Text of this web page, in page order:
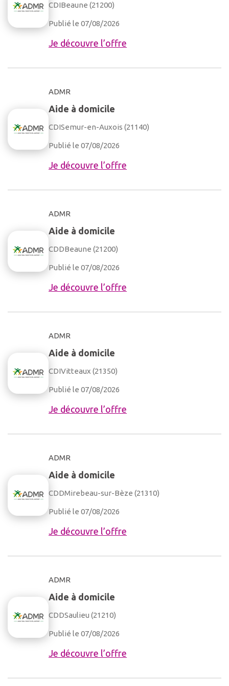
CDIBeaune (21200)
Publié le 07/08/2026
Je découvre l’offre
ADMR
Aide à domicile
CDISemur-en-Auxois (21140)
Publié le 07/08/2026
Je découvre l’offre
ADMR
Aide à domicile
CDDBeaune (21200)
Publié le 07/08/2026
Je découvre l’offre
ADMR
Aide à domicile
CDIVitteaux (21350)
Publié le 07/08/2026
Je découvre l’offre
ADMR
Aide à domicile
CDDMirebeau-sur-Bèze (21310)
Publié le 07/08/2026
Je découvre l’offre
ADMR
Aide à domicile
CDDSaulieu (21210)
Publié le 07/08/2026
Je découvre l’offre